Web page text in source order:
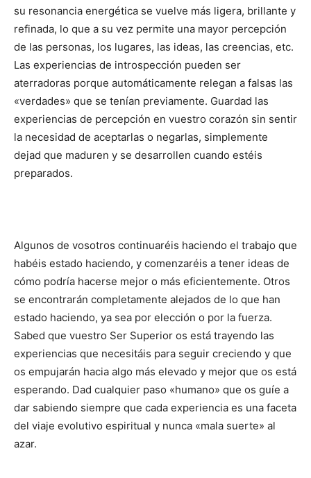
su resonancia energética se vuelve más ligera, brillante y
refinada, lo que a su vez permite una mayor percepción
de las personas, los lugares, las ideas, las creencias, etc.
Las experiencias de introspección pueden ser
aterradoras porque automáticamente relegan a falsas las
«verdades» que se tenían previamente. Guardad las
experiencias de percepción en vuestro corazón sin sentir
la necesidad de aceptarlas o negarlas, simplemente
dejad que maduren y se desarrollen cuando estéis
preparados.
Algunos de vosotros continuaréis haciendo el trabajo que
habéis estado haciendo, y comenzaréis a tener ideas de
cómo podría hacerse mejor o más eficientemente. Otros
se encontrarán completamente alejados de lo que han
estado haciendo, ya sea por elección o por la fuerza.
Sabed que vuestro Ser Superior os está trayendo las
experiencias que necesitáis para seguir creciendo y que
os empujarán hacia algo más elevado y mejor que os está
esperando. Dad cualquier paso «humano» que os guíe a
dar sabiendo siempre que cada experiencia es una faceta
del viaje evolutivo espiritual y nunca «mala suerte» al
azar.